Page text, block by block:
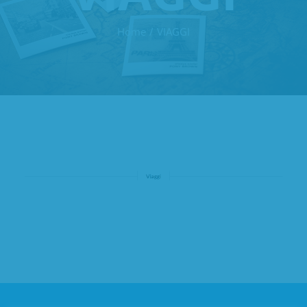
Home VIAGGI